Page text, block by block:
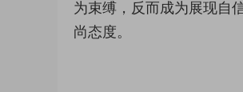
为束缚，反而成为展现自
尚态度。